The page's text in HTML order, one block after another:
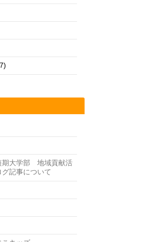
期大学部 地域貢献活
記事について